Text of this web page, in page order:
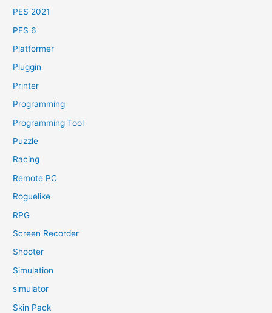
PES 2021
PES 6
Platformer
Pluggin
Printer
Programming
Programming Tool
Puzzle
Racing
Remote PC
Roguelike
RPG
Screen Recorder
Shooter
Simulation
simulator
Skin Pack